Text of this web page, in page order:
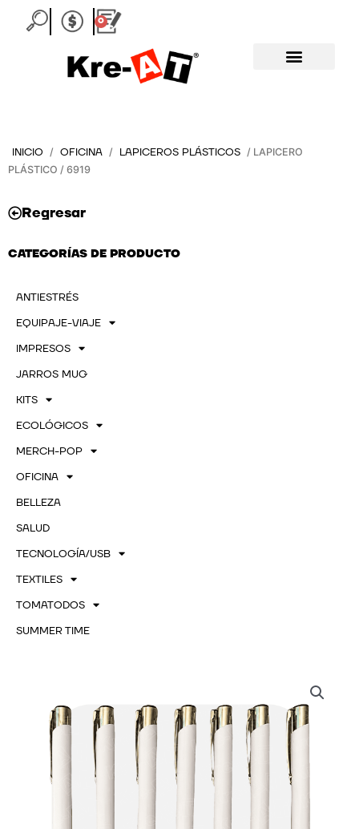
0
Carrito
INICIO / OFICINA / LAPICEROS PLÁSTICOS / LAPICERO
PLÁSTICO / 6919
Regresar
CATEGORÍAS DE PRODUCTO
ANTIESTRÉS
EQUIPAJE-VIAJE
IMPRESOS
JARROS MUG
KITS
ECOLÓGICOS
MERCH-POP
OFICINA
BELLEZA
SALUD
TECNOLOGÍA/USB
TEXTILES
TOMATODOS
SUMMER TIME